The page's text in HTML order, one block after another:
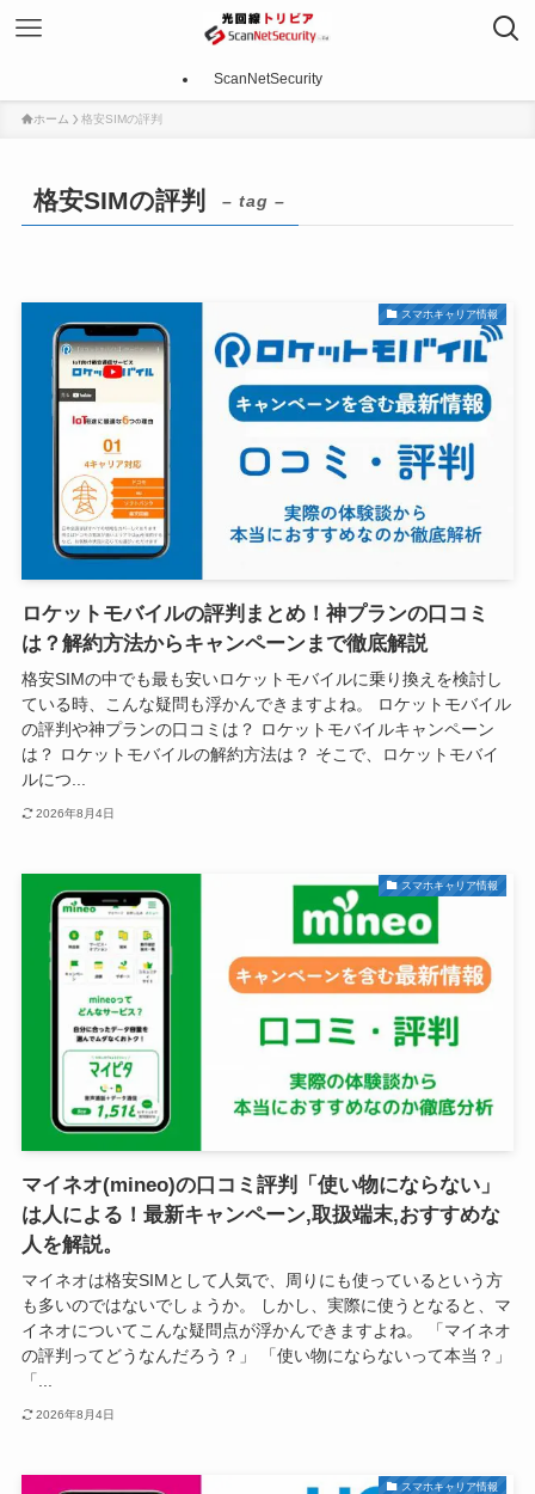
ScanNetSecurity
ホーム 格安SIMの評判
格安SIMの評判 – tag –
スマホキャリア情報
ロケットモバイルの評判まとめ！神プランの口コミ
は？解約方法からキャンペーンまで徹底解説
格安SIMの中でも最も安いロケットモバイルに乗り換えを検討し
ている時、こんな疑問も浮かんできますよね。 ロケットモバイル
の評判や神プランの口コミは？ ロケットモバイルキャンペーン
は？ ロケットモバイルの解約方法は？ そこで、ロケットモバイ
ルにつ...
2026年8月4日
スマホキャリア情報
マイネオ(mineo)の口コミ評判「使い物にならない」
は人による！最新キャンペーン,取扱端末,おすすめな
人を解説。
マイネオは格安SIMとして人気で、周りにも使っているという方
も多いのではないでしょうか。 しかし、実際に使うとなると、マ
イネオについてこんな疑問点が浮かんできますよね。 「マイネオ
の評判ってどうなんだろう？」 「使い物にならないって本当？」
「...
2026年8月4日
スマホキャリア情報